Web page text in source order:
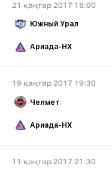
21 қаңтар 2017 18:00
Южный Урал
Ариада-НХ
19 қаңтар 2017 19:30
Челмет
Ариада-НХ
11 қаңтар 2017 21:30